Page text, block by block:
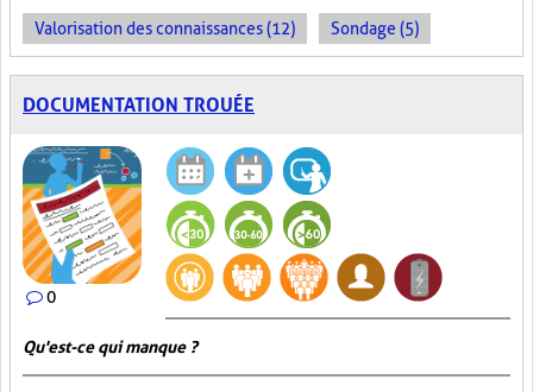
Valorisation des connaissances (12) Sondage (5)
DOCUMENTATION TROUÉE
0
Qu'est-ce qui manque ?